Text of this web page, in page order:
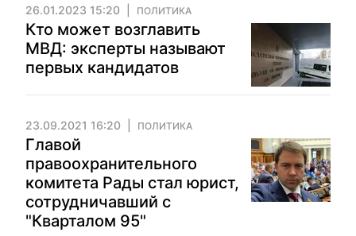
26.01.2023 15:20 ПОЛИТИКА
Кто может возглавить
МВД: эксперты называют
первых кандидатов
23.09.2021 16:20 ПОЛИТИКА
Главой
правоохранительного
комитета Рады стал юрист,
сотрудничавший с
"Кварталом 95"